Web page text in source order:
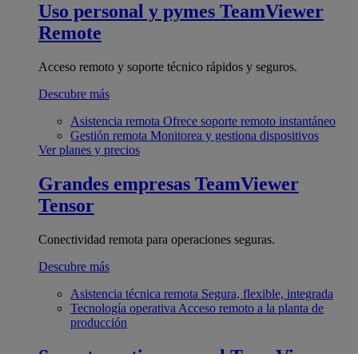
Uso personal y pymes TeamViewer
Remote
Acceso remoto y soporte técnico rápidos y seguros.
Descubre más
Asistencia remota Ofrece soporte remoto instantáneo
Gestión remota Monitorea y gestiona dispositivos
Ver planes y precios
Grandes empresas TeamViewer
Tensor
Conectividad remota para operaciones seguras.
Descubre más
Asistencia técnica remota Segura, flexible, integrada
Tecnología operativa Acceso remoto a la planta de
producción